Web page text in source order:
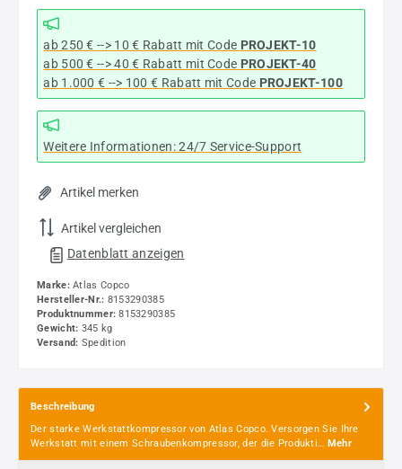
ab 250 € --> 10 € Rabatt mit Code PROJEKT-10
ab 500 € --> 40 € Rabatt mit Code PROJEKT-40
ab 1.000 € --> 100 € Rabatt mit Code PROJEKT-100
Weitere Informationen: 24/7 Service-Support
Artikel merken
Artikel vergleichen
Datenblatt anzeigen
Marke:Atlas Copco
Hersteller-Nr.: 8153290385
Produktnummer: 8153290385
Gewicht: 345 kg
Versand: Spedition
Beschreibung
Der starke Werkstattkompressor von Atlas Copco. Versorgen Sie Ihre
Werkstatt mit einem Schraubenkompressor, der die Produkti… Mehr